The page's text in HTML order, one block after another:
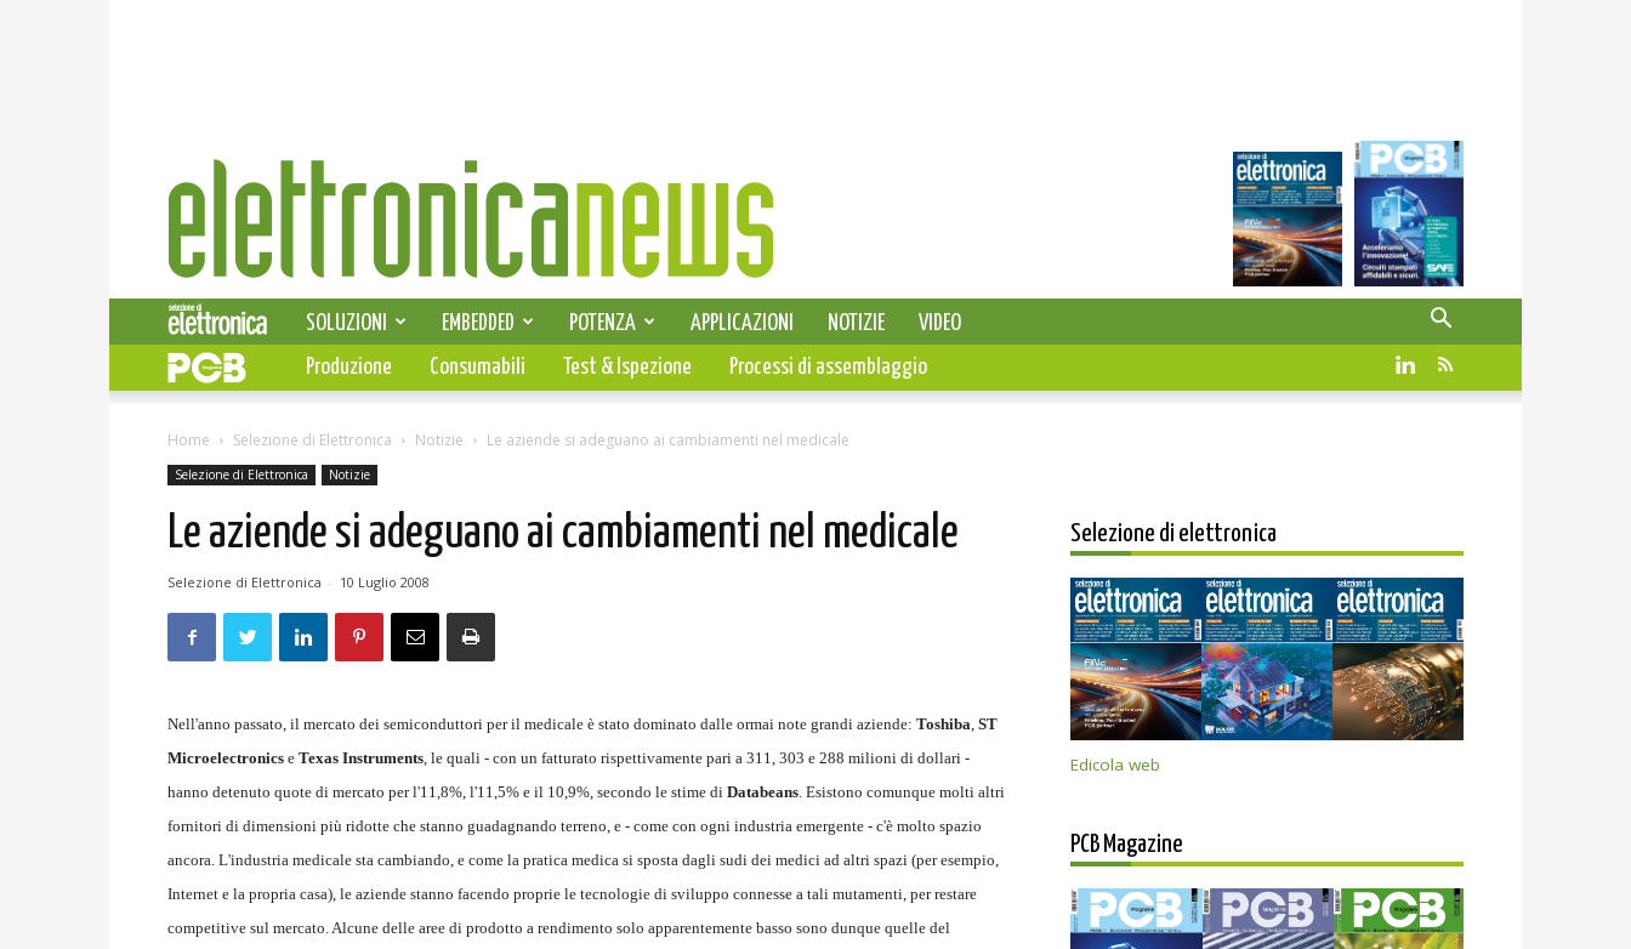
Elettronica
News
SELEZIONE DI ELETTRONICA
SOLUZIONI EMBEDDED POTENZA APPLICAZIONI NOTIZIE
VIDEO
PCB
Produzione Consumabili Test & Ispezione Processi di assemblaggio
Home Selezione di Elettronica Notizie Le aziende si adeguano ai cambiamenti nel medicale
Selezione di Elettronica Notizie
Le aziende si adeguano ai cambiamenti nel medicale
Selezione di Elettronica - 10 Luglio 2008
Nell'anno passato, il mercato dei semiconduttori per il medicale è stato dominato dalle ormai note grandi aziende: Toshiba, ST
Microelectronics e Texas Instruments, le quali - con un fatturato rispettivamente pari a 311, 303 e 288 milioni di dollari -
hanno detenuto quote di mercato per l'11,8%, l'11,5% e il 10,9%, secondo le stime di Databeans. Esistono comunque molti altri
fornitori di dimensioni più ridotte che stanno guadagnando terreno, e - come con ogni industria emergente - c'è molto spazio
ancora. L'industria medicale sta cambiando, e come la pratica medica si sposta dagli sudi dei medici ad altri spazi (per esempio,
Internet e la propria casa), le aziende stanno facendo proprie le tecnologie di sviluppo connesse a tali mutamenti, per restare
competitive sul mercato. Alcune delle aree di prodotto a rendimento solo apparentemente basso sono dunque quelle del
Selezione di elettronica
Edicola web
PCB Magazine